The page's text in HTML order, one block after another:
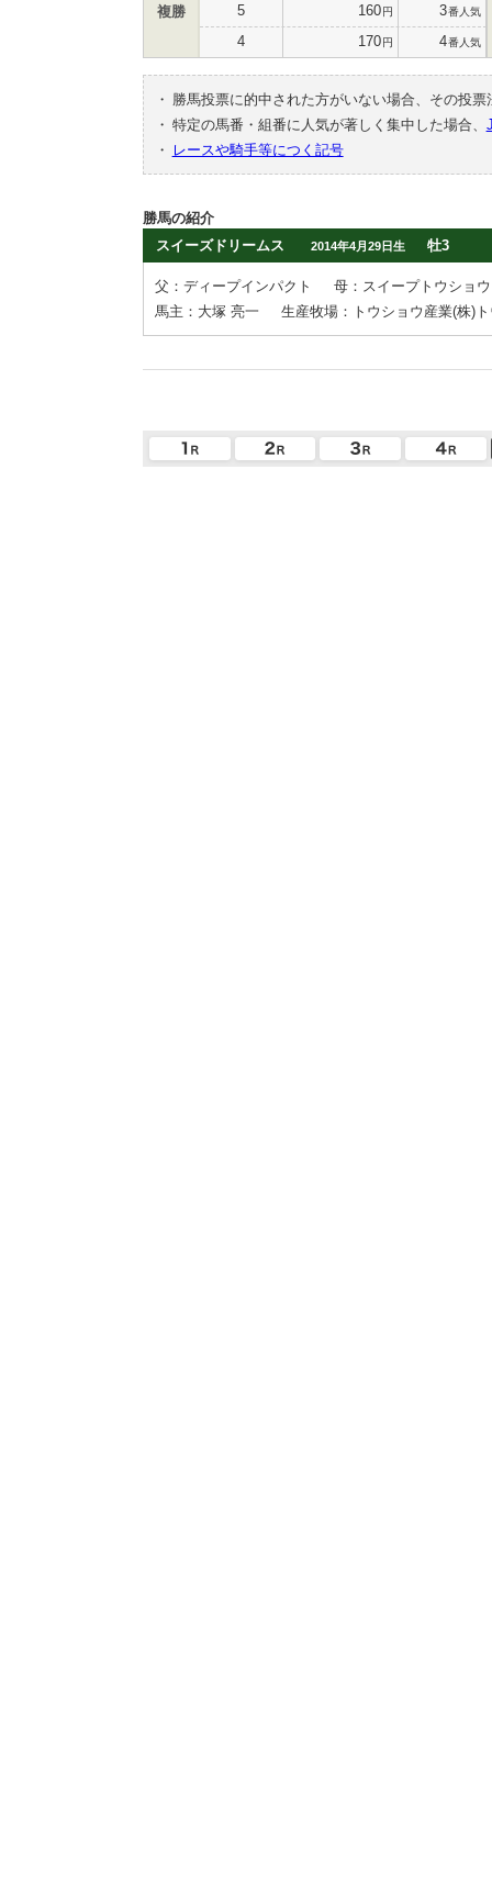
複勝 5 160円 3番人気
4 170円 4番人気
・
勝馬投票に的中された方がいない場合、その投
・ 特定の馬番・組番に人気が著しく集中した場合、
・
レースや騎手等につく記号
勝馬の紹介
スイーズドリームス
2014年4月29日生 牡3
父：ディープインパクト
母：スイープトウショウ
馬主：大塚 亮一
生産牧場：トウショウ産業(株)